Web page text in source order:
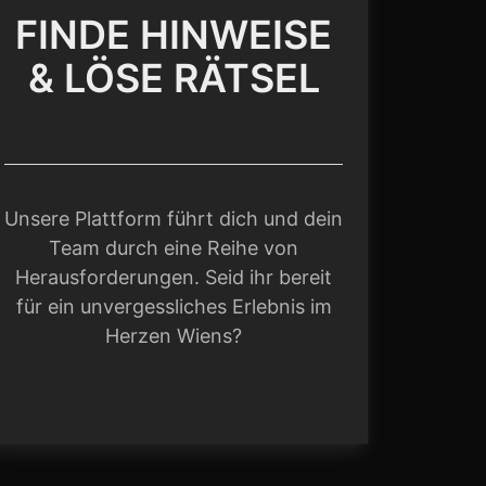
FINDE HINWEISE
& LÖSE RÄTSEL
Unsere Plattform führt dich und dein
Team durch eine Reihe von
Herausforderungen. Seid ihr bereit
für ein unvergessliches Erlebnis im
Herzen Wiens?